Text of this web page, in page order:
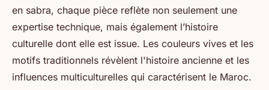
en sabra, chaque pièce reflète non seulement une
expertise technique, mais également l’histoire
culturelle dont elle est issue. Les couleurs vives et les
motifs traditionnels révèlent l'histoire ancienne et les
influences multiculturelles qui caractérisent le Maroc.